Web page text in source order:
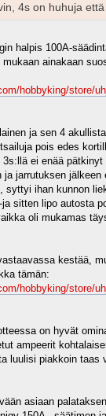
4s on huhuja
halpis 100A-
ainakaan
hobbyking/store/
ja sen 4
pois edes
ei enää pätkinyt
jarrutuksen jälkeen
syttyi ihan kunnon
ja sitten lipo autosta
oli mukamas
kestää,
tämän:
hobbyking/store/
on hyvät
ampeerit
luulisi piakkoin taas
asiaan